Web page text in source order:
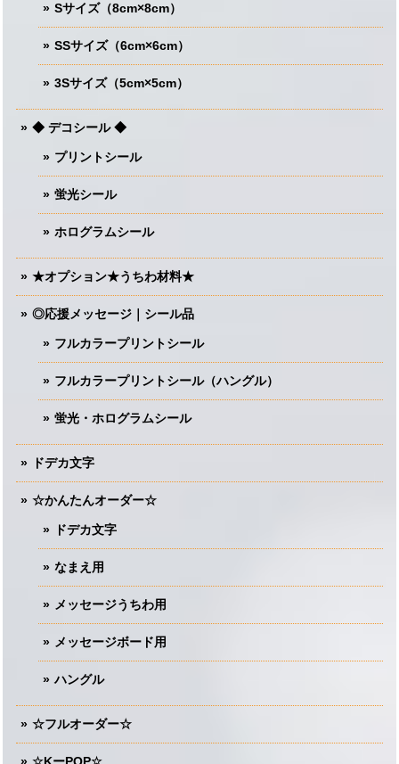
Sサイズ（8cm×8cm）
SSサイズ（6cm×6cm）
3Sサイズ（5cm×5cm）
◆ デコシール ◆
プリントシール
蛍光シール
ホログラムシール
★オプション★うちわ材料★
◎応援メッセージ｜シール品
フルカラープリントシール
フルカラープリントシール（ハングル）
蛍光・ホログラムシール
ドデカ文字
☆かんたんオーダー☆
ドデカ文字
なまえ用
メッセージうちわ用
メッセージボード用
ハングル
☆フルオーダー☆